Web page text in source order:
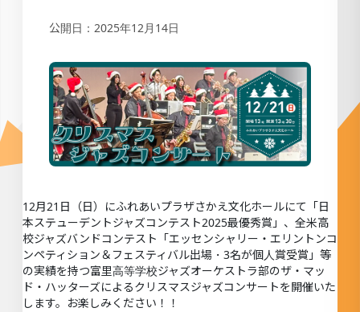
公開日：2025年12月14日
12月21日（日）にふれあいプラザさかえ文化ホールにて「日
本ステューデントジャズコンテスト2025最優秀賞」、全米高
校ジャズバンドコンテスト「エッセンシャリー・エリントンコ
ンペティション＆フェスティバル出場・3名が個人賞受賞」等
の実績を持つ富里高等学校ジャズオーケストラ部のザ・マッ
ド・ハッターズによるクリスマスジャズコンサートを開催いた
します。お楽しみください！！